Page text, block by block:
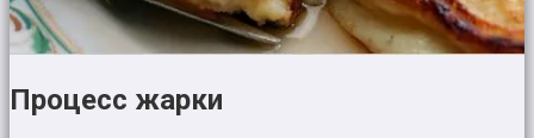
Процесс жарки